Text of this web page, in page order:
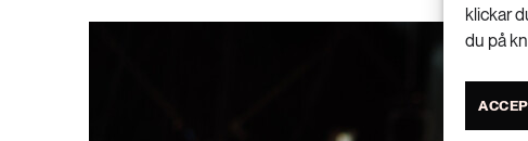
klickar
du på